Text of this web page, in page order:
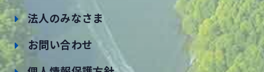
法人のみなさま
お問い合わせ